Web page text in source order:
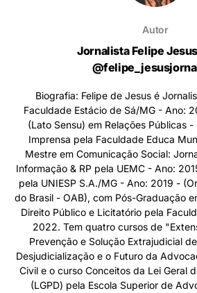
Autor
Jornalista Felipe
Biografia: Felipe de Jesus é
Faculdade Estácio de Sá/MG - Ano:
(Lato Sensu) em Relações Públicas -
Imprensa pela Faculdade Educa
Mestre em Comunicação Social:
Informação & RP pela UEMC - Ano:
pela UNIESP S.A./MG - Ano: 2019 -
do Brasil - OAB), com Pós-Graduação
Direito Público e Licitatório pela
2022. Tem quatro cursos de
Prevenção e Solução Extrajudicial
Desjudicialização e o Futuro da
Civil e o curso Conceitos da Lei Geral
(LGPD) pela Escola Superior de